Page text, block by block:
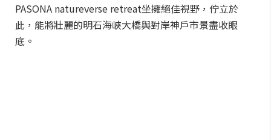
PASONA natureverse retreat坐擁絕佳視野，佇立於
此，能將壯麗的明石海峽大橋與對岸神戶市景盡收眼
底。